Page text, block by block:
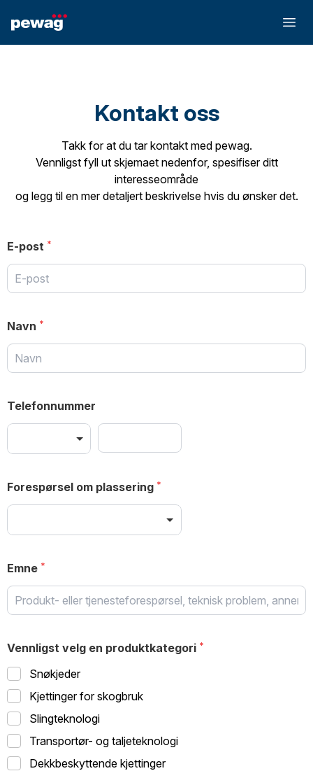
Kontakt oss
Takk for at du tar kontakt med pewag.
Vennligst fyll ut skjemaet nedenfor, spesifiser ditt
interesseområde
og legg til en mer detaljert beskrivelse hvis du ønsker det.
E-post
Navn
Telefonnummer
Forespørsel om plassering
Emne
Vennligst velg en produktkategori
Snøkjeder
Kjettinger for skogbruk
Slingteknologi
Transportør- og taljeteknologi
Dekkbeskyttende kjettinger